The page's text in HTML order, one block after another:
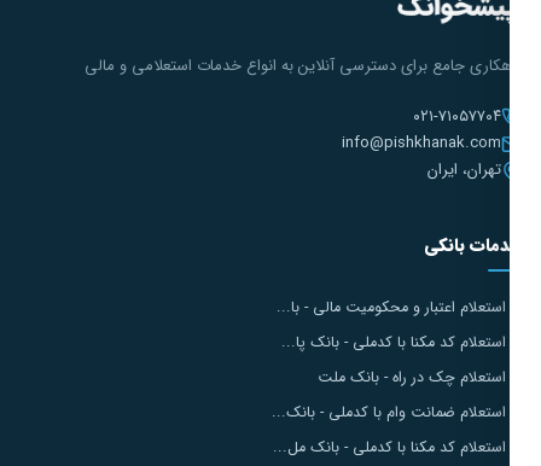
جامع برای دسترسی آنلاین به انواع خدمات استعلامی و مالی
۰۲۱-۷۱۰۵۷۷۰۴
info@pishkhanak.com
تهران، ایران
بانکی
استعلام اعتبار و محکومیت مالی - با...
استعلام کد مکنا با کدملی - بانک پا...
استعلام چک در راه - بانک ملت
استعلام ضمانت وام با کدملی - بانک...
استعلام کد مکنا با کدملی - بانک مل...